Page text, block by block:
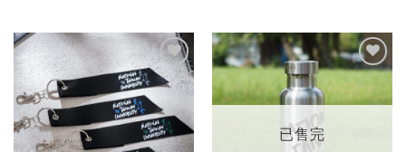
加入
「願
單」
加入
望輕
已售完